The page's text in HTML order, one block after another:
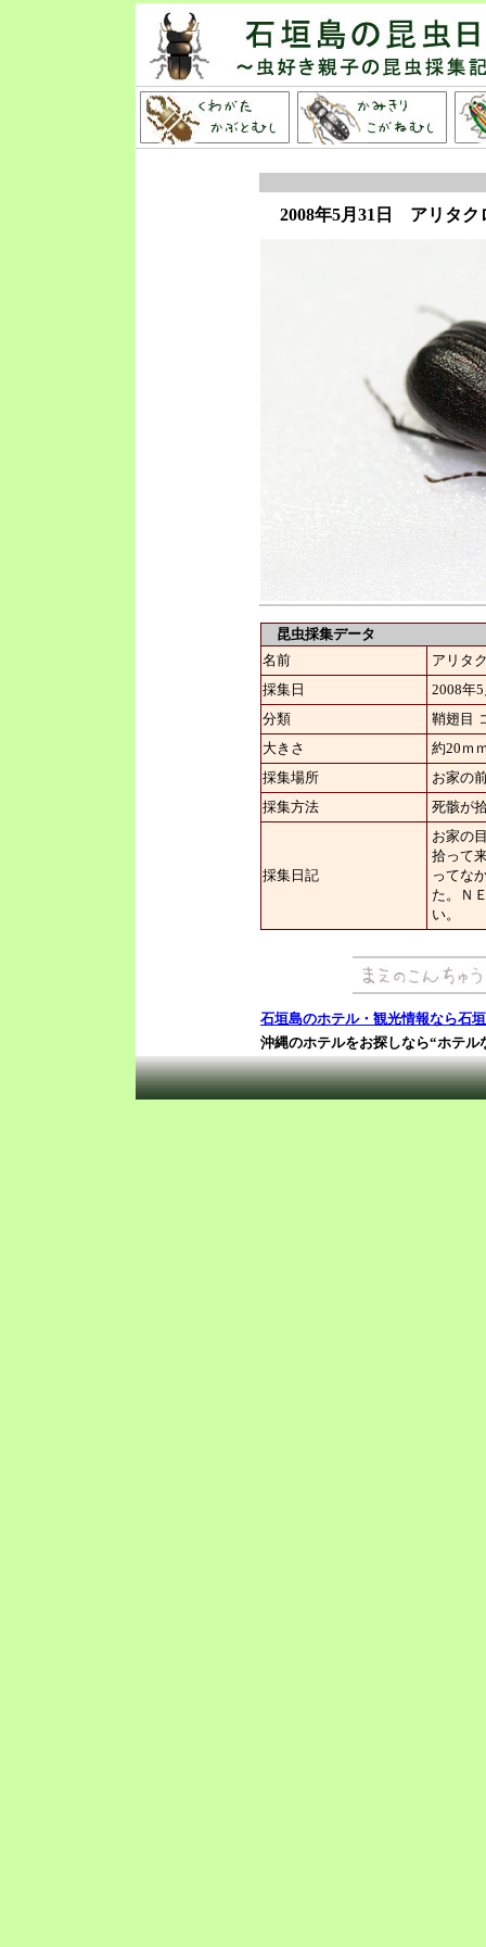
2008年5月31日 アリタク
昆虫採集データ
名前
アリタ
採集日
2008年
分類
鞘翅目
大きさ
約20ｍ
採集場所
お家の
採集方法
死骸が
採集日記
お家の
拾って
ってな
た。Ｎ
い。
石垣島のホテル・観光情報なら石
沖縄のホテルをお探しなら“ホテル